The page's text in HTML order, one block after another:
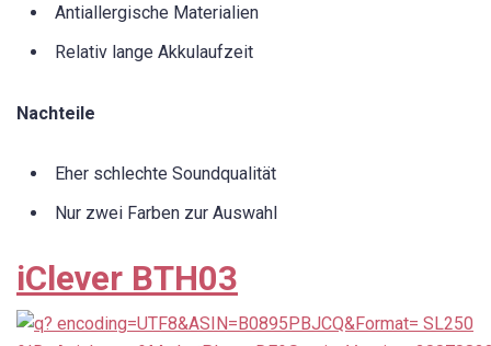
Antiallergische Materialien
Relativ lange Akkulaufzeit
Nachteile
Eher schlechte Soundqualität
Nur zwei Farben zur Auswahl
iClever BTH03